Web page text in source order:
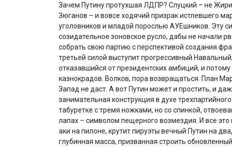
Зачем Путину протухшая ЛДПР? Слуцкий – не
Зюганов – и вовсе ходячий призрак истлевшего
уголовников и младой порослью АУЕшников. Эту
созидательное зоновское русло, дабы не начали
собрать свою партию с перспективой создания
третьей силой выступит прогрессивный
отказавшийся от президентских амбиций, и
казнокрадов. Волков, пора возвращаться. План
Запад не даст. А вот Путин может и простить, и
занимательная конструкция в духе
табуретке с тремя ножками, но со спинкой,
лапах – символом пещерного возмездия. И все
аки на пилоне, крутит пируэты вечный Путин на
глубинная масса, призванная строить